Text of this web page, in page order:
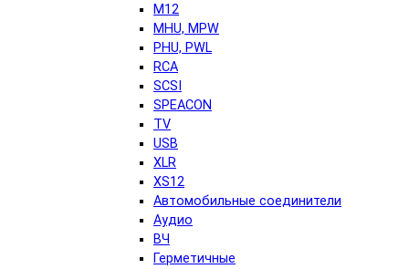
M12
MHU, MPW
PHU, PWL
RCA
SCSI
SPEACON
TV
USB
XLR
XS12
Автомобильные соединители
Аудио
ВЧ
Герметичные